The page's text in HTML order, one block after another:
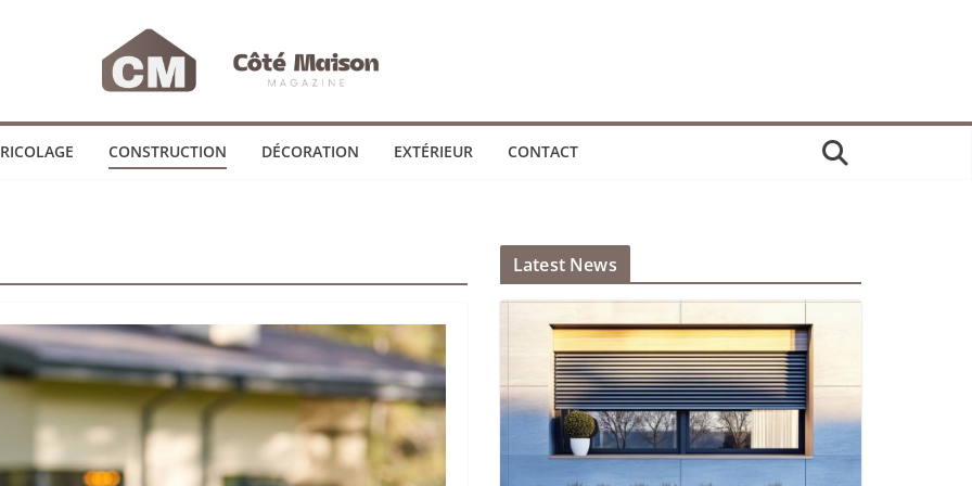
CONSTRUCTION DÉCORATION EXTÉRIEUR CONTACT
Latest News